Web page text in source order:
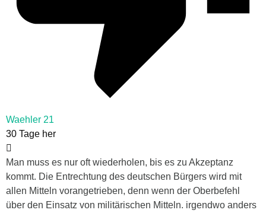
Waehler 21
30 Tage her
Man muss es nur oft wiederholen, bis es zu Akzeptanz
kommt. Die Entrechtung des deutschen Bürgers wird mit
allen Mitteln vorangetrieben, denn wenn der Oberbefehl
über den Einsatz von militärischen Mitteln. irgendwo anders